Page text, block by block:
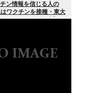
チン情報を信じる人の
ワクチンを接種・東大
3万1000人を調査】ワ